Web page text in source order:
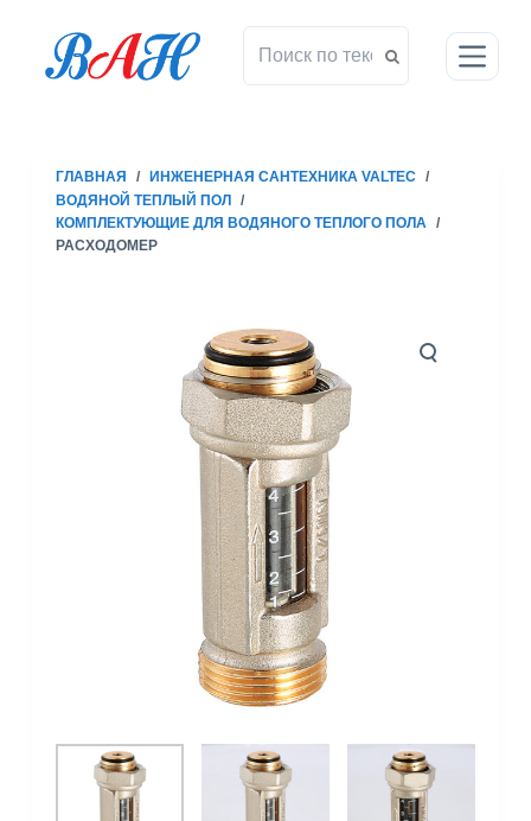
ГЛАВНАЯ / ИНЖЕНЕРНАЯ САНТЕХНИКА VALTEC /
ВОДЯНОЙ ТЕПЛЫЙ ПОЛ /
КОМПЛЕКТУЮЩИЕ ДЛЯ ВОДЯНОГО ТЕПЛОГО ПОЛА /
РАСХОДОМЕР